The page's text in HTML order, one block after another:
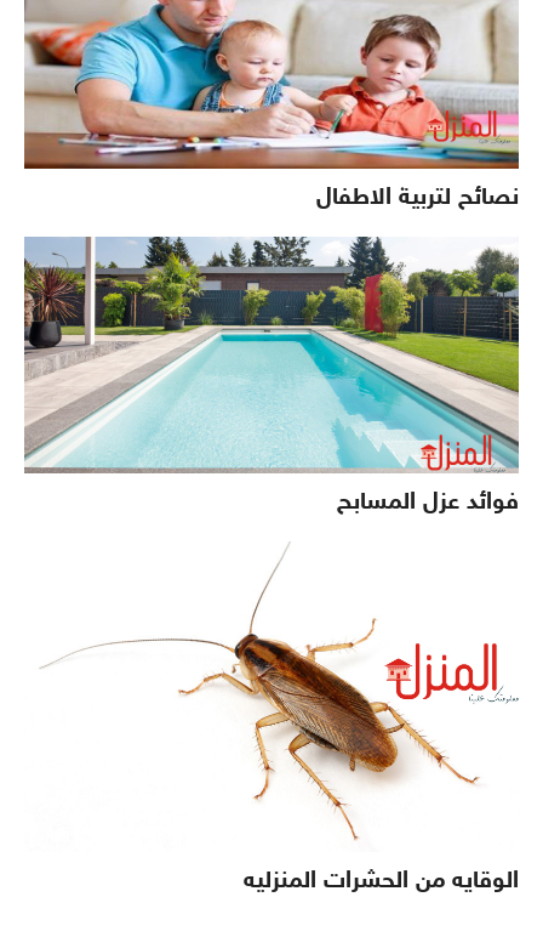
نصائح لتربية الاطفال
فوائد عزل المسابح
الوقايه من الحشرات المنزليه